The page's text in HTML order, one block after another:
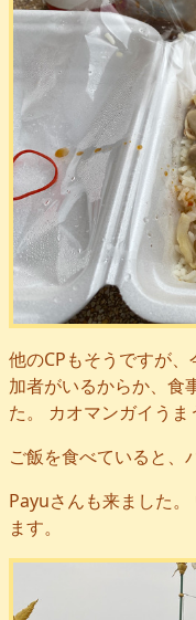
他のCPもそうですが
加者がいるからか、食
た。 カオマンガイうま
ご飯を食べていると、
Payuさんも来ました
ます。